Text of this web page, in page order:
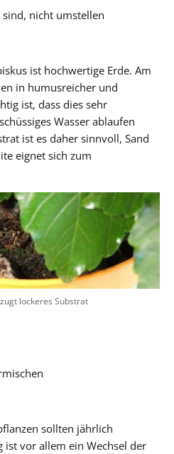
nicht umstellen
ist hochwertige Erde. Am
in humusreicher und
ist, dass dies sehr
Wasser ablaufen
ist es daher sinnvoll, Sand
eignet sich zum
lockeres Substrat
sollten jährlich
vor allem ein Wechsel der